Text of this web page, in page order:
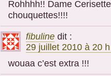
Rohhhh!! Dame
chouquettes!!!!
fibuline dit :
29 juillet 2010 à 20
wouaa c’est extra !!!